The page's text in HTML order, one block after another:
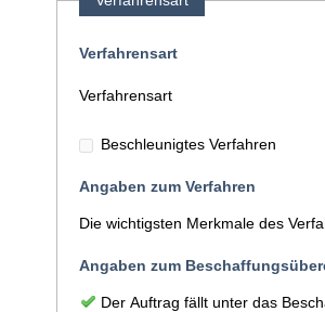
Verfahrensart
Verfahrensart
Beschleunigtes Verfahren
Angaben zum Verfahren
Die wichtigsten Merkmale des
Angaben zum
Der Auftrag fällt unter das